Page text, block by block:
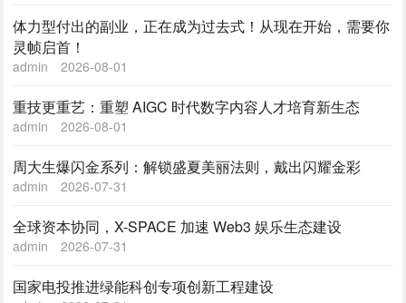
体力型付出的副业，正在成为过去式！从现在开始，需要你
灵帧启首！
admin 2026-08-01
重技更重艺：重塑 AIGC 时代数字内容人才培育新生态
admin 2026-08-01
周大生爆闪金系列：解锁盛夏美丽法则，戴出闪耀金彩
admin 2026-07-31
全球资本协同，X-SPACE 加速 Web3 娱乐生态建设
admin 2026-07-31
国家电投推进绿能科创专项创新工程建设